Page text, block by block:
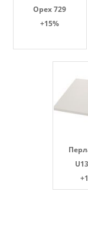
Орех 729
+15%